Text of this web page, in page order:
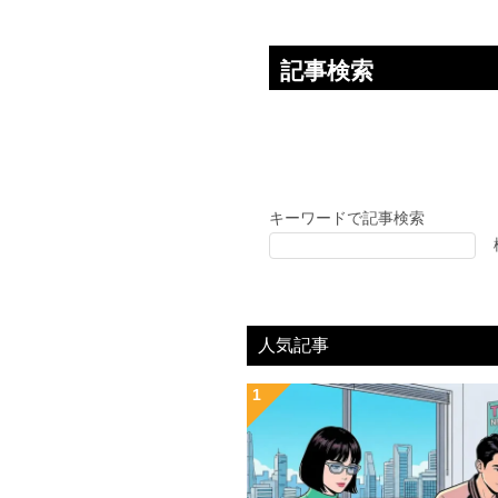
記事検索
キーワードで記事検索
人気記事